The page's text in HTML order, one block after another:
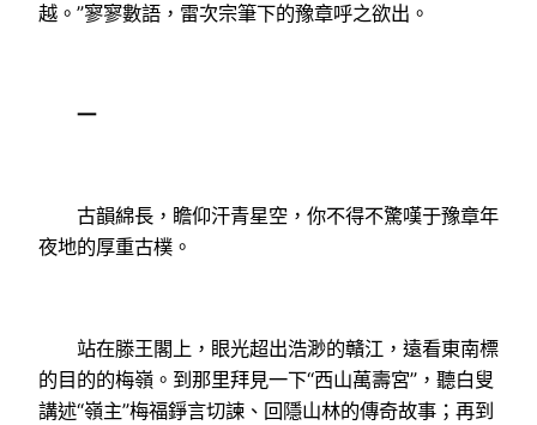
越。”寥寥數語，雷次宗筆下的豫章呼之欲出。
一
古韻綿長，瞻仰汗青星空，你不得不驚嘆于豫章年
夜地的厚重古樸。
站在滕王閣上，眼光超出浩渺的贛江，遠看東南標
的目的的梅嶺。到那里拜見一下“西山萬壽宮”，聽白叟
講述“嶺主”梅福錚言切諫、回隱山林的傳奇故事；再到